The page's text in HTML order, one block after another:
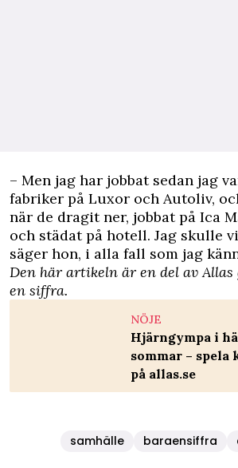
– Men jag har jobbat sedan jag
fabriker på Luxor och Autoliv,
när de dragit ner, jobbat på Ica
och städat på hotell. Jag skulle
säger hon, i alla fall som jag
Den här artikeln är en del av
en siffra.
NÖJE
Hjärngympa i
sommar – spela
på allas.se
samhälle baraensiffra